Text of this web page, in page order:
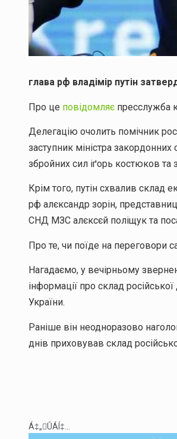
глава рф владімір путін
Про це повідомляє пресслужба
Делегацію очолить помічник
заступник міністра
збройних сил іґорь костюков та
Крім того, путін схвалив склад
рф алєксандр зорін,
СНД МЗС алєксєй поліщук та
Про те, чи поїде на переговори
Нагадаємо, у вечірньому
інформації про склад
України.
Раніше він неодноразово
днів приховував склад
Á‡„ÛÁÍ‡...